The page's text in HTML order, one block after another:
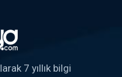
7 yıllık bilgi